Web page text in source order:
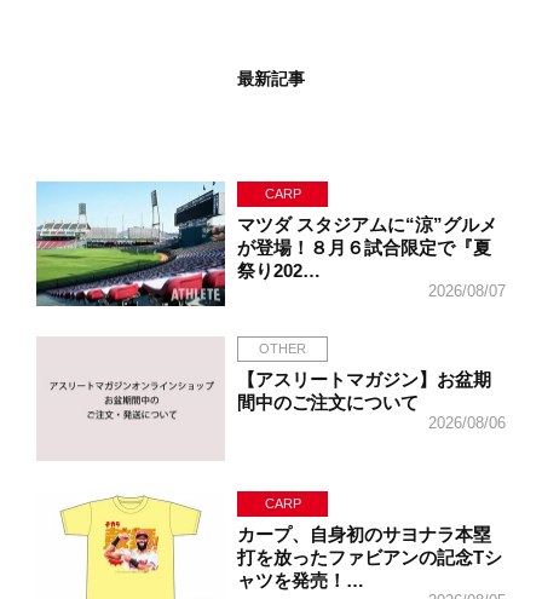
最新記事
CARP
マツダ スタジアムに“涼”グルメ
が登場！８月６試合限定で『夏
祭り202…
2026/08/07
OTHER
【アスリートマガジン】お盆期
間中のご注文について
2026/08/06
CARP
カープ、自身初のサヨナラ本塁
打を放ったファビアンの記念Tシ
ャツを発売！…